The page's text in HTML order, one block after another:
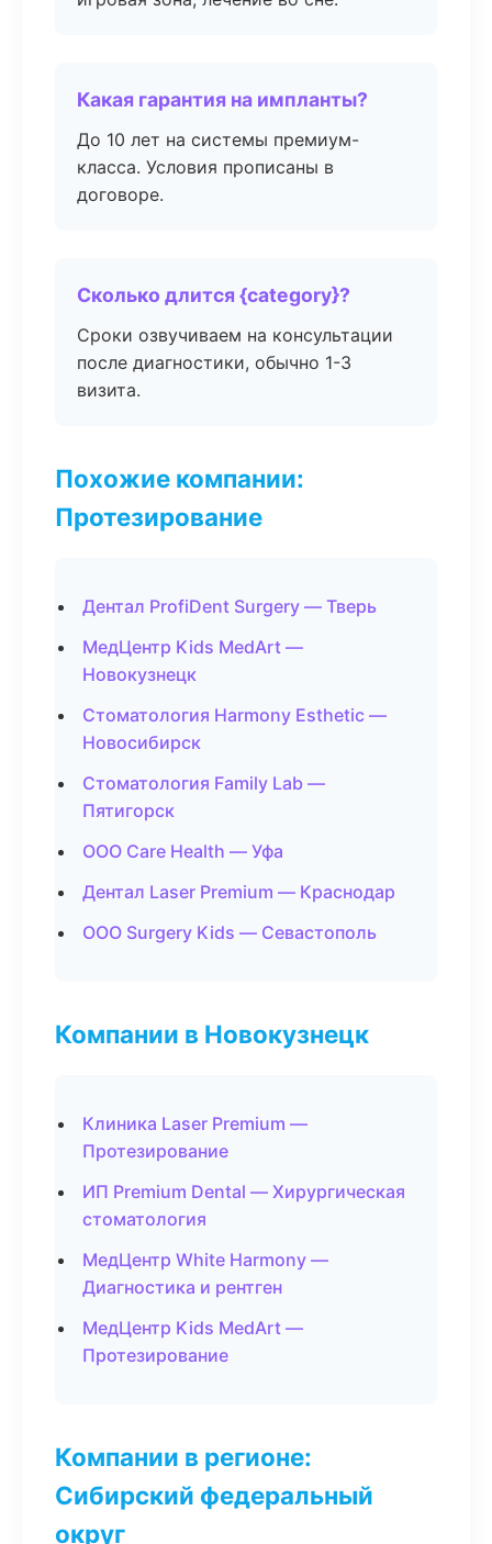
Какая гарантия на импланты?
До 10 лет на системы премиум-
класса. Условия прописаны в
договоре.
Сколько длится {category}?
Сроки озвучиваем на консультации
после диагностики, обычно 1-3
визита.
Похожие компании:
Протезирование
Дентал ProfiDent Surgery — Тверь
МедЦентр Kids MedArt —
Новокузнецк
Стоматология Harmony Esthetic —
Новосибирск
Стоматология Family Lab —
Пятигорск
ООО Care Health — Уфа
Дентал Laser Premium — Краснодар
ООО Surgery Kids — Севастополь
Компании в Новокузнецк
Клиника Laser Premium —
Протезирование
ИП Premium Dental — Хирургическая
стоматология
МедЦентр White Harmony —
Диагностика и рентген
МедЦентр Kids MedArt —
Протезирование
Компании в регионе:
Сибирский федеральный
округ